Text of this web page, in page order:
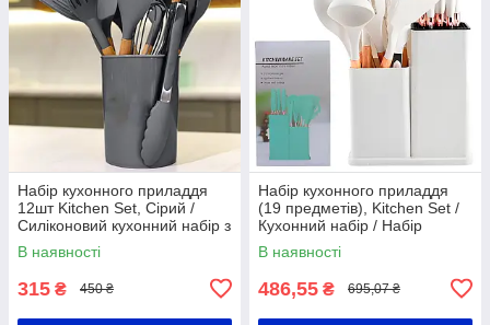
Набір кухонного приладдя
12шт Kitchen Set, Сірий /
Силіконовий кухонний набір з
підставкою
В наявності
315 ₴ 450 ₴
Набір кухонного приладдя
(19 предметів), Kitchen Set /
Кухонний набір / Набір
приборів для кухні
В наявності
486,55 ₴ 695,07 ₴